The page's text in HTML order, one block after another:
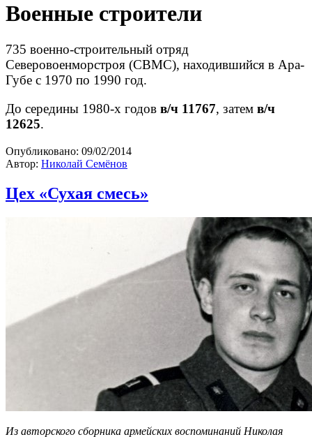
Военные строители
735 военно-строительный отряд
Северовоенморстроя (СВМС), находившийся в Ара-
Губе с 1970 по 1990 год.
До середины 1980-х годов в/ч 11767, затем в/ч
12625.
Опубликовано: 09/02/2014
Автор: Николай Семёнов
Цех «Сухая смесь»
Из авторского сборника армейских воспоминаний Николая